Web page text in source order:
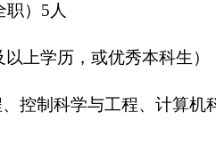
）5人
上学历，或优秀本科生）
控制科学与工程、计算机